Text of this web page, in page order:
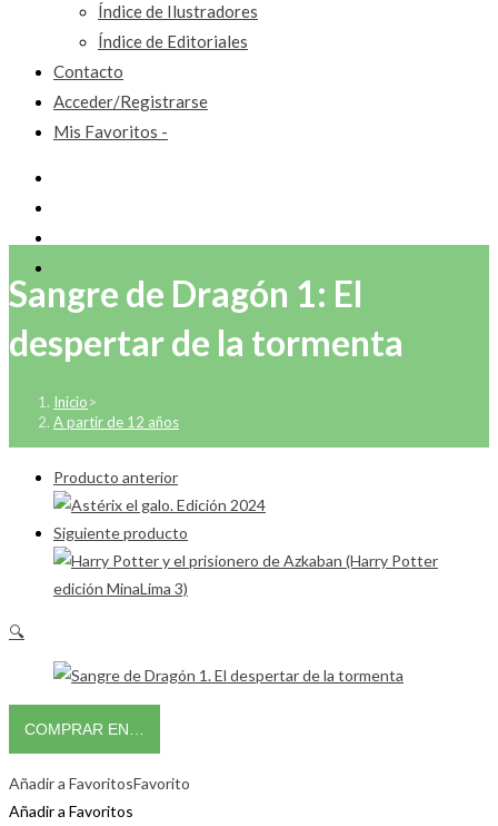
Índice de Ilustradores
Índice de Editoriales
Contacto
Acceder/Registrarse
Mis Favoritos -
Sangre de Dragón 1: El
despertar de la tormenta
Inicio>
A partir de 12 años
Producto anterior
Siguiente producto
🔍
COMPRAR EN…
Añadir a FavoritosFavorito
Añadir a Favoritos